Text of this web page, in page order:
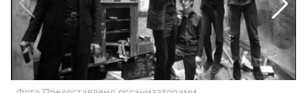
Звезды
Выборы
Скачай
Metro